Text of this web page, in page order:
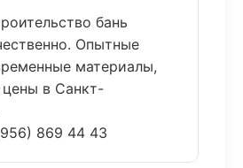
бань
Опытные
материалы,
в Санкт-
869 44 43